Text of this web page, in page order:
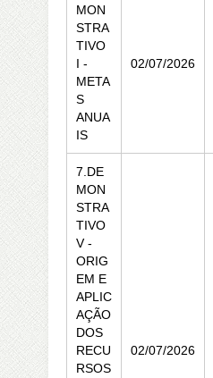
MON
STRA
TIVO
I -
META
S
ANUA
IS
02/07/2026
7.DE
MON
STRA
TIVO
V -
ORIG
EM E
APLIC
AÇÃO
DOS
RECU
RSOS
02/07/2026